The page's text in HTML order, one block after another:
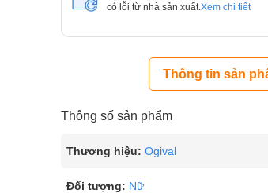
có lỗi từ nhà sản xuất. Xem chi tiết
Thông tin sản
Thông số sản phẩm
Thương hiệu: Ogival
Đối tượng: Nữ